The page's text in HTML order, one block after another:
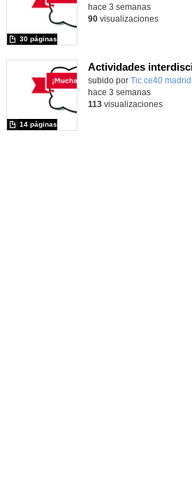
30 páginas
hace 3 semanas
90visualizaciones
Contenido educativo.
subido por Tic ce40 madrid
14 páginas
hace 3 semanas
113visualizaciones